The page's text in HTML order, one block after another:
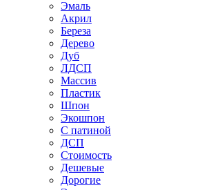
Эмаль
Акрил
Береза
Дерево
Дуб
ЛДСП
Массив
Пластик
Шпон
Экошпон
С патиной
ДСП
Стоимость
Дешевые
Дорогие